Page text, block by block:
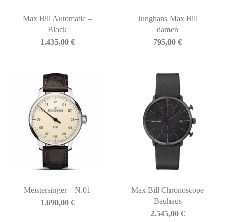
Max Bill Automatic –
Black
1.435,00 €
Junghans Max Bill
damen
795,00€
Meistersinger – N.01
1.690,00 €
Max Bill Chronoscope
Bauhaus
2.545,00€